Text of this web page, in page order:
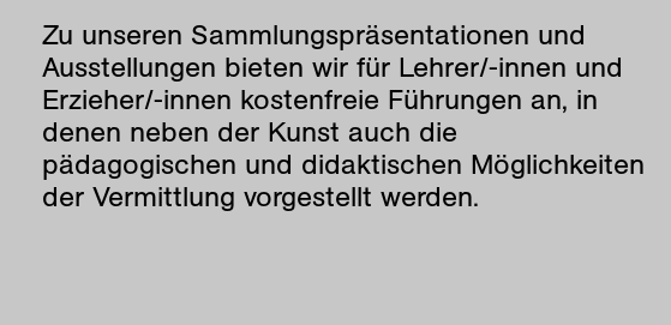
Zu unseren Sammlungspräsentationen und
Ausstellungen bieten wir für Lehrer/-innen und
Erzieher/-innen kostenfreie Führungen an, in
denen neben der Kunst auch die
pädagogischen und didaktischen Möglichkeiten
der Vermittlung vorgestellt werden.